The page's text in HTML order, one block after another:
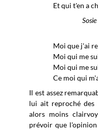
Et qui t'en a
Sosie
Moi, ne
Moi que j'ai
Moi qui me
Moi qui me
Ce moi qui
Il est assez
lui ait reproché des
alors moins
prévoir que